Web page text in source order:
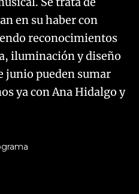
en su haber con
reconocimientos
iluminación y diseño
junio pueden sumar
ya con Ana Hidalgo y